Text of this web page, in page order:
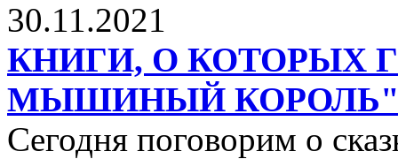
30.11.2021
КНИГИ, О КОТОРЫХ
МЫШИНЫЙ
Сегодня поговорим о